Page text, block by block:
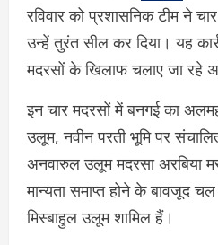
रविवार को प्रशासनिक टीम ने
उन्हें तुरंत सील कर दिया। यह
मदरसों के खिलाफ चलाए जा रहे
इन चार मदरसों में बनगई का
उलूम, नवीन परती भूमि पर
अनवारुल उलूम मदरसा अरबिया
मान्यता समाप्त होने के बावजूद चल
मिस्बाहुल उलूम शामिल हैं।